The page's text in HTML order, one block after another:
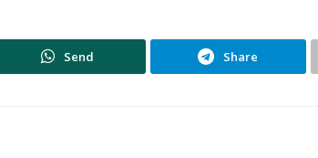
Send Share